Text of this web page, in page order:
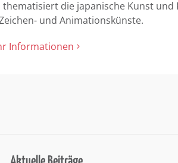
thematisiert die japanische Kunst
und Animationskünste.
Informationen